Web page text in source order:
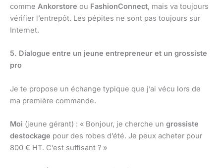
comme Ankorstore ou FashionConnect, mais va toujours
vérifier l’entrepôt. Les pépites ne sont pas toujours sur
Internet.
5. Dialogue entre un jeune entrepreneur et un grossiste
pro
Je te propose un échange typique que j’ai vécu lors de
ma première commande.
Moi (jeune gérant) : « Bonjour, je cherche un grossiste
destockage pour des robes d’été. Je peux acheter pour
800 € HT. C’est suffisant ? »